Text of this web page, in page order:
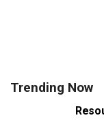
Trending Now